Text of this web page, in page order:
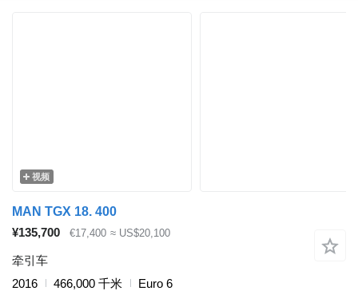
视频
MAN TGX 18. 400
¥135,700
€17,400 ≈ US$20,100
牵引车
2016
466,000 千米
Euro 6